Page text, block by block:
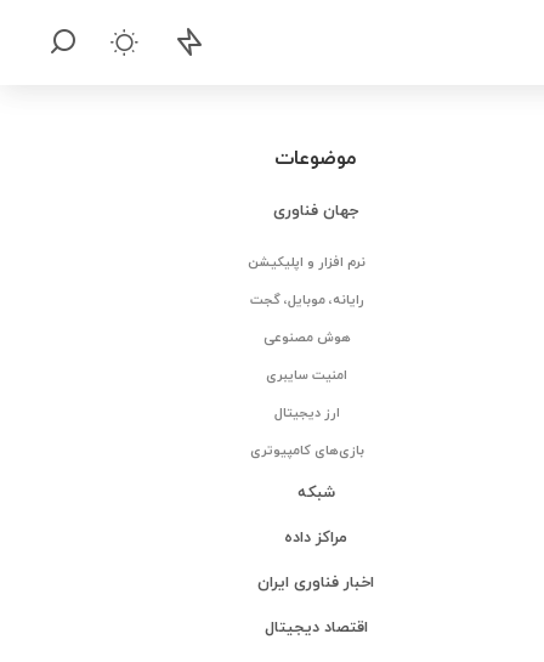
موضوعات
جهان فناوری
نرم افزار و اپلیکیشن
رایانه، موبایل، گجت
هوش مصنوعی
امنیت سایبری
ارز دیجیتال
بازی‌های کامپیوتری
شبکه
مراکز داده
اخبار فناوری ایران
اقتصاد دیجیتال